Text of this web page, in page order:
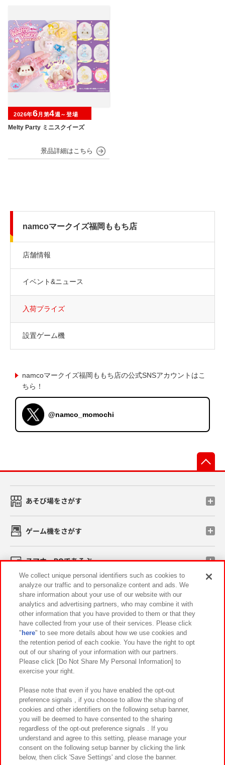
Melty Party ミニスクイーズ
2026年6月第4週～登場
namcoマークイズ福岡ももち店
店舗情報
イベント&ニュース
入荷プライズ
設置ゲーム機
namcoマークイズ福岡ももち店の公式SNSアカウントはこ
ちら！
@namco_momochi
あそび場をさがす
ゲーム機をさがす
スマホ・PCであそぶ
イベント・キャンペーン
関連会社 サステナビリティ サイトポリシー
プライバシーポリシー ウェブアクセシビリティ方針と検証結果
お取引先さまとともに
カスタマーハラスメント対応方針 よくあるご質問・お問い合わせ
©Bandai Namco Amusement Inc.
We collect unique personal identifiers such as cookies to
analyze our traffic and to personalize content and ads. We
share information about your use of our website with our
analytics and advertising partners, who may combine it with
other information that you have provided to them or that they
have collected from your use of their services. Please click
" here" to see more details about how we use cookies and
the retention period of each cookie. You have the right to opt
out of our sharing of your information with our partners.
Please click [Do Not Share My Personal Information] to
exercise your right.
Please note that even if you have enabled the opt-out
preference signals , if you choose to allow the sharing of
cookies and other identifiers on the following setup banner,
you will be deemed to have consented to the sharing
regardless of the opt-out preference signals . If you
understand and agree to this setting, please manage your
consent on the following setup banner by clicking the link
below, then click 'Save Settings' and close the banner.